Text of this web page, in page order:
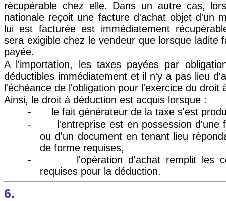
récupérable chez elle. Dans un autre cas,
nationale reçoit une facture d'achat objet d'un
lui est facturée est immédiatement
sera exigible chez le vendeur que lorsque ladite
payée.
A l'importation, les taxes payées par
déductibles immédiatement et il n'y a pas lieu
l'échéance de l'obligation pour l'exercice du droit
Ainsi, le droit à déduction est acquis lorsque :
-
le fait générateur de la taxe s'est
-
l'entreprise est en possession d'une
ou d'un document en tenant lieu
de forme requises,
-
l'opération d'achat remplit les
requises pour la déduction.
6.